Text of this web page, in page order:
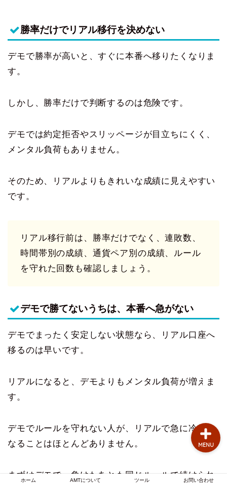
勝率だけでリアル移行を決めない
デモで勝率が高いと、すぐに本番へ移りたくなりま
す。
しかし、勝率だけで判断するのは危険です。
デモでは約定拒否やスリッページが目立ちにくく、
メンタル負荷もありません。
そのため、リアルよりもきれいな成績に見えやすい
です。
リアル移行前は、勝率だけでなく、連敗数、
時間帯別の成績、通貨ペア別の成績、ルール
を守れた回数も確認しましょう。
デモで勝てないうちは、本番へ急がない
デモでまったく安定しない状態なら、リアル口座へ
移るのは早いです。
リアルになると、デモよりもメンタル負荷が増えま
す。
デモでルールを守れない人が、リアルで急に冷静に
なることはほとんどありません。
まずはデモで、負けたあとも同じルールで続けられ
ホーム AMTについて ツール お問い合わせ
MENU
お問い合わせ
AMTについて
自動売買のお悩み
FX業者